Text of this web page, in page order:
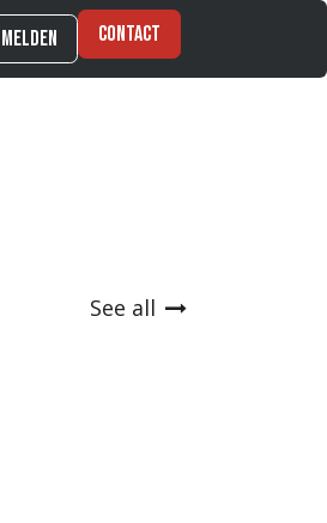
Contact
See all